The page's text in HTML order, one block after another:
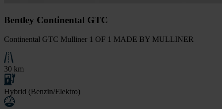
Bentley Continental GTC
Continental GTC Mulliner 1 OF 1 MADE BY MULLINER
30 km
Hybrid (Benzin/Elektro)